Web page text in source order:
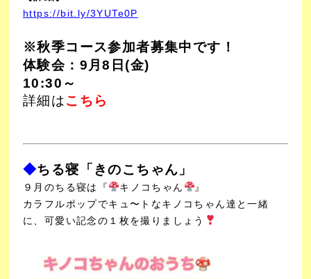
https://bit.ly/3YUTe0P
※秋季コース参加者募集中です！
体験会：9月8日(金)
10:30～
詳細はこちら
◆ちる寝「きのこちゃん」
９月のちる寝は『 キノコちゃん 』
カラフルポップでキュ〜トなキノコちゃん達と一緒
に、可愛い記念の１枚を撮りましょう